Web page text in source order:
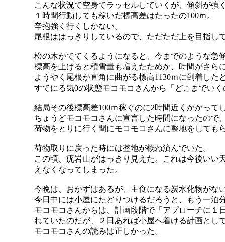
こんな状況で空身でラッセルしていくが、傾斜が
１時間行動しても稼いだ標高差はたったの100ｍ。
辛抱強く行くしかない。
尾根ははっきりしているので、ただただ上を目指し
松の木がでてくるようになると、今までのような急
標高を上げると積雪量も増えたためか、時間がさら
ようやく尾根が直角に曲がる標高1130ｍに到着した
すでにる気0の状態モコモコさんから「どこまでい
結局その後標高差100ｍ稼ぐのに2時間近くかかって
ちょうどモコモコさんに宣言した時間になったの
荷物をとりに行く間にモコモコさんに整地をしても
荷物取りに戻った時には整地が概ね済んでいた。
この頃、疣岩山がはっきり見えた。これは今後い
えなくなってしまった。
今晩は、おかずはあるが、主食になる炭水化物がな
今日中には小屋にたどりつけるだろうと、もう一泊
モコモコさんからは、計画段階で「アプローチに
れていたのだが、２日あれば小屋へ着ける計画とし
モコモコさんの読みは正しかった。